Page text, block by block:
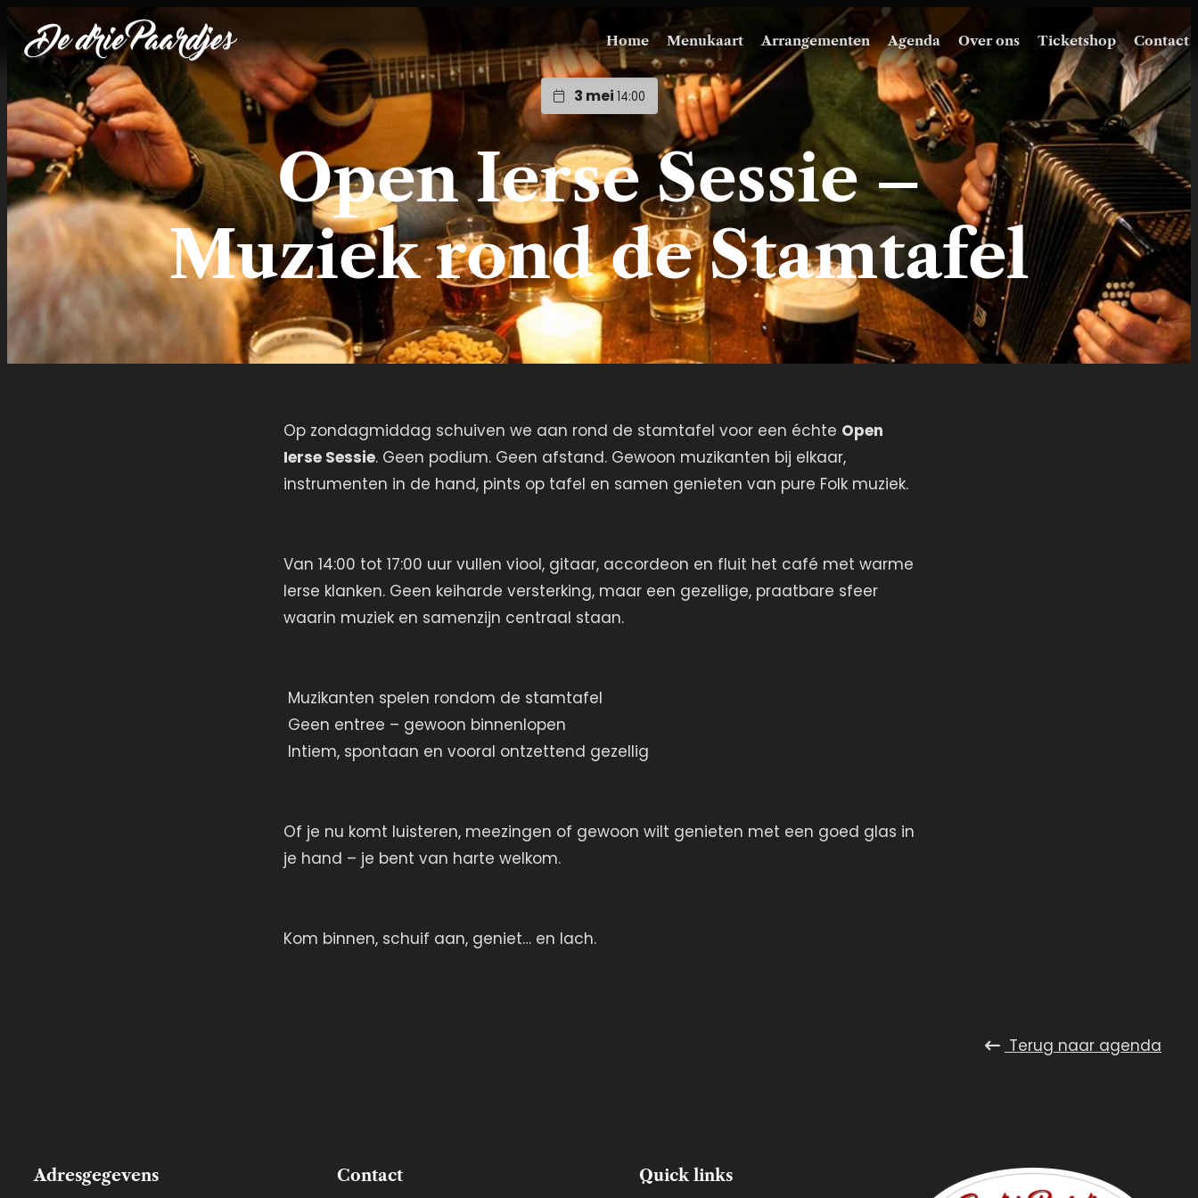
Home Menukaart Arrangementen Agenda Over ons Ticketshop Contact
3 mei 14:00
Open Ierse Sessie –
Muziek rond de Stamtafel
Op zondagmiddag schuiven we aan rond de stamtafel voor een échte Open
Ierse Sessie. Geen podium. Geen afstand. Gewoon muzikanten bij elkaar,
instrumenten in de hand, pints op tafel en samen genieten van pure Folk muziek.
Van 14:00 tot 17:00 uur vullen viool, gitaar, accordeon en fluit het café met warme
Ierse klanken. Geen keiharde versterking, maar een gezellige, praatbare sfeer
waarin muziek en samenzijn centraal staan.
Muzikanten spelen rondom de stamtafel
Geen entree – gewoon binnenlopen
Intiem, spontaan en vooral ontzettend gezellig
Of je nu komt luisteren, meezingen of gewoon wilt genieten met een goed glas in
je hand – je bent van harte welkom.
Kom binnen, schuif aan, geniet… en lach.
Terug naar agenda
Adresgegevens Contact Quick links